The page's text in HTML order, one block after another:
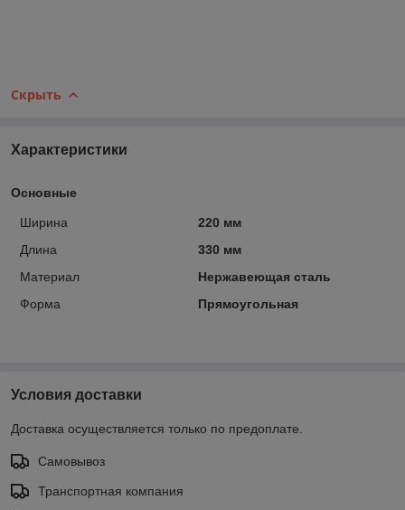
Скрыть
Характеристики
Основные
Ширина
220 мм
Длина
330 мм
Материал
Нержавеющая сталь
Форма
Прямоугольная
Условия доставки
Доставка осуществляется только по предоплате.
Самовывоз
Транспортная компания